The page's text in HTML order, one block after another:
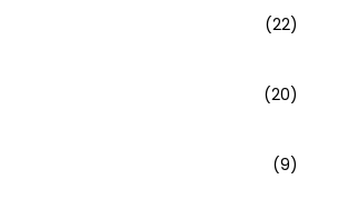
(22)
(20)
(9)